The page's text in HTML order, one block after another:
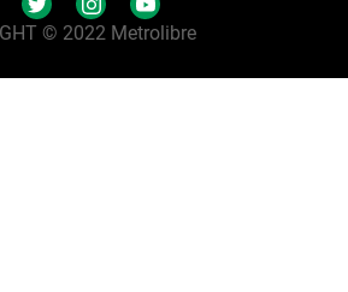
© 2022 Metrolibre